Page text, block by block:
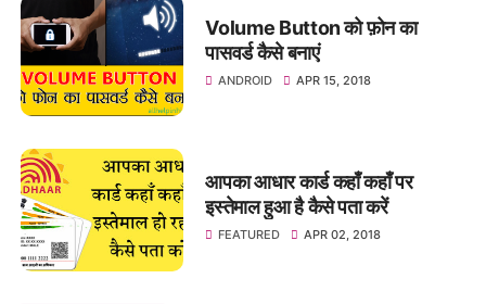
Volume Button को फ़ोन का
पासवर्ड कैसे बनाएं
ANDROID APR 15, 2018
आपका आधार कार्ड कहाँ कहाँ पर
इस्तेमाल हुआ है कैसे पता करें
FEATURED APR 02, 2018